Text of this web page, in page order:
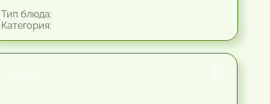
блюда: